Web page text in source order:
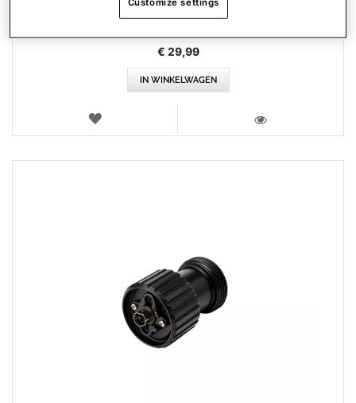
€ 29,99
IN WINKELWAGEN
VERLANGLIJST
Customize settings